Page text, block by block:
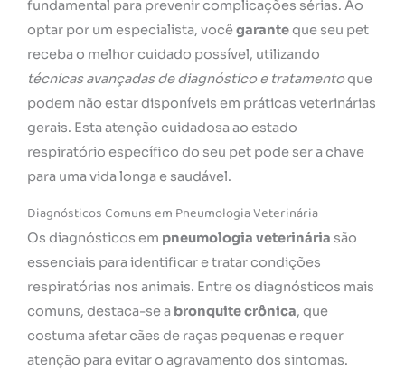
fundamental para prevenir complicações sérias. Ao
optar por um especialista, vocêgaranteque seu pet
receba o melhor cuidado possível, utilizando
técnicas avançadas de diagnóstico e tratamentoque
podem não estar disponíveis em práticas veterinárias
gerais. Esta atenção cuidadosa ao estado
respiratório específico do seu pet pode ser a chave
para uma vida longa e saudável.
Diagnósticos Comuns em Pneumologia Veterinária
Os diagnósticos em pneumologia veterinária são
essenciais para identificar e tratar condições
respiratórias nos animais. Entre os diagnósticos mais
comuns, destaca-se a bronquite crônica, que
costuma afetar cães de raças pequenas e requer
atenção para evitar o agravamento dos sintomas.